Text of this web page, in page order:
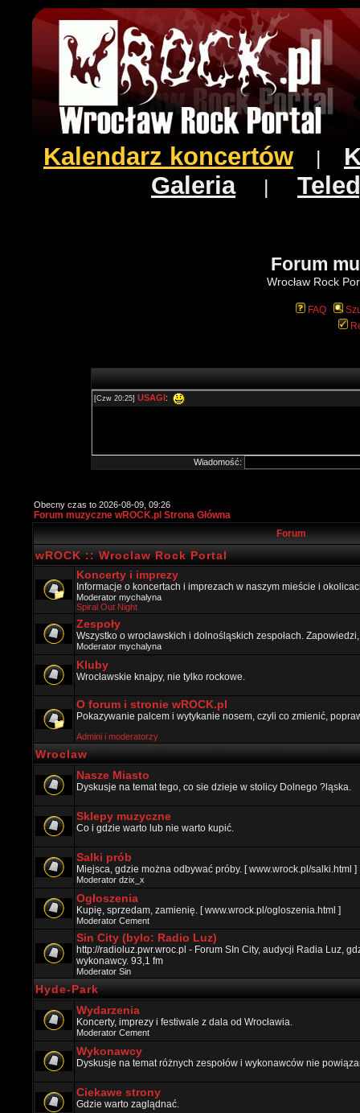
Kalendarz koncertów
Galeria|
Forum
Wrocław Rock
FAQ
Wiadomość:
Obecny czas to 2026-08-09, 09:26
Forum muzyczne wROCK.pl Strona Główna
Forum
wROCK :: Wroclaw Rock Portal
Koncerty i imprezy
Informacje o koncertach i imprezach w naszym mieście i
Moderator mychalyna
Spiral Out Night
Zespoły
Wszystko o wrocławskich i dolnośląskich zespołach.
Moderator mychalyna
Kluby
Wrocławskie knajpy, nie tylko rockowe.
O forum i stronie wROCK.pl
Pokazywanie palcem i wytykanie nosem, czyli co zmienić,
Admini i moderatorzy
Wroclaw
Nasze Miasto
Dyskusje na temat tego, co sie dzieje w stolicy Dolnego ?ląska.
Sklepy muzyczne
Co i gdzie warto lub nie warto kupić.
Salki prób
Miejsca, gdzie można odbywać próby. [ www.wrock.pl/salki.html ]
Moderator dzix_x
Ogłoszenia
Kupię, sprzedam, zamienię. [ www.wrock.pl/ogloszenia.html ]
Moderator Cement
Sin City (bylo: Radio Luz)
http://radioluz.pwr.wroc.pl - Forum SIn City, audycji Radia Luz,
wykonawcy. 93,1 fm
Moderator Sin
Hyde-Park
Wydarzenia
Koncerty, imprezy i festiwale z dala od Wrocławia.
Moderator Cement
Wykonawcy
Dyskusje na temat różnych zespołów i wykonawców nie
Ciekawe strony
Gdzie warto zaglądnać.